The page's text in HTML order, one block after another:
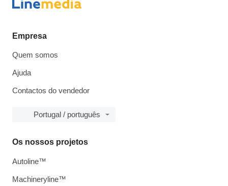
Empresa
Quem somos
Ajuda
Contactos do vendedor
Portugal / português
Os nossos projetos
Autoline™
Machineryline™